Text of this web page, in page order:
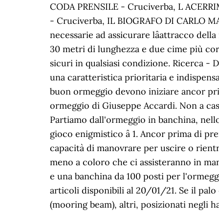
CODA PRENSILE - Cruciverba, L
- Cruciverba, IL BIOGRAFO DI CARLO
necessarie ad assicurare lâattracco
30 metri di lunghezza e due cime più
sicuri in qualsiasi condizione. Ricerca -
una caratteristica prioritaria e
buon ormeggio devono iniziare ancor
ormeggio di Giuseppe Accardi. Non a
Partiamo dall'ormeggio in banchina,
gioco enigmistico â 1. Ancor prima di
capacità di manovrare per uscire o
meno a coloro che ci assisteranno in
e una banchina da 100 posti per
articoli disponibili al 20/01/21. Se il palo
(mooring beam), altri, posizionati negli